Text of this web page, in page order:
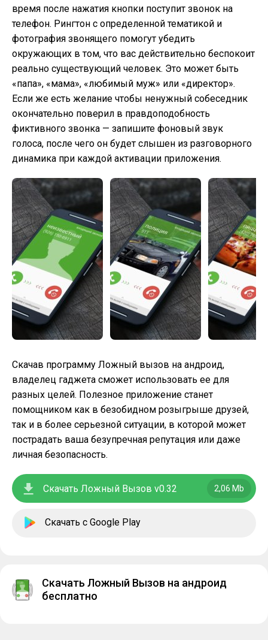
время после нажатия кнопки поступит звонок на
телефон. Рингтон с определенной тематикой и
фотография звонящего помогут убедить
окружающих в том, что вас действительно беспокоит
реально существующий человек. Это может быть
«папа», «мама», «любимый муж» или «директор».
Если же есть желание чтобы ненужный собеседник
окончательно поверил в правдоподобность
фиктивного звонка — запишите фоновый звук
голоса, после чего он будет слышен из разговорного
динамика при каждой активации приложения.
Скачав программу Ложный вызов на андроид,
владелец гаджета сможет использовать ее для
разных целей. Полезное приложение станет
помощником как в безобидном розыгрыше друзей,
так и в более серьезной ситуации, в которой может
пострадать ваша безупречная репутация или даже
личная безопасность.
Скачать Ложный Вызов v0.32 2,06 Mb
Скачать с Google Play
Скачать Ложный Вызов на андроид
бесплатно